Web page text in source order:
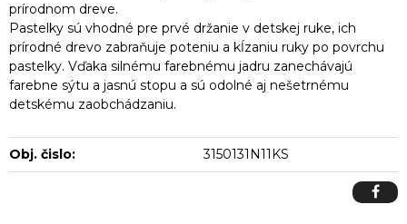
prírodnom dreve.
Pastelky sú vhodné pre prvé držanie v detskej ruke, ich
prírodné drevo zabraňuje poteniu a kĺzaniu ruky po povrchu
pastelky. Vďaka silnému farebnému jadru zanechávajú
farebne sýtu a jasnú stopu a sú odolné aj nešetrnému
detskému zaobchádzaniu.
Obj. čislo: 3150131N11KS